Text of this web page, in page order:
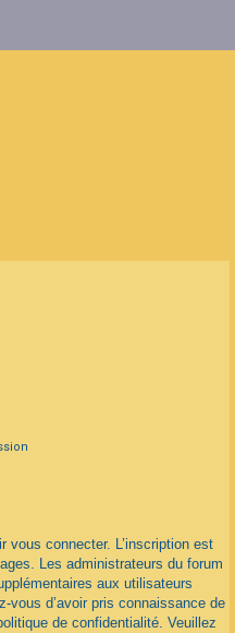
vous connecter. L’inscription est
Les administrateurs du forum
aux utilisateurs
d’avoir pris connaissance de
de confidentialité. Veuillez